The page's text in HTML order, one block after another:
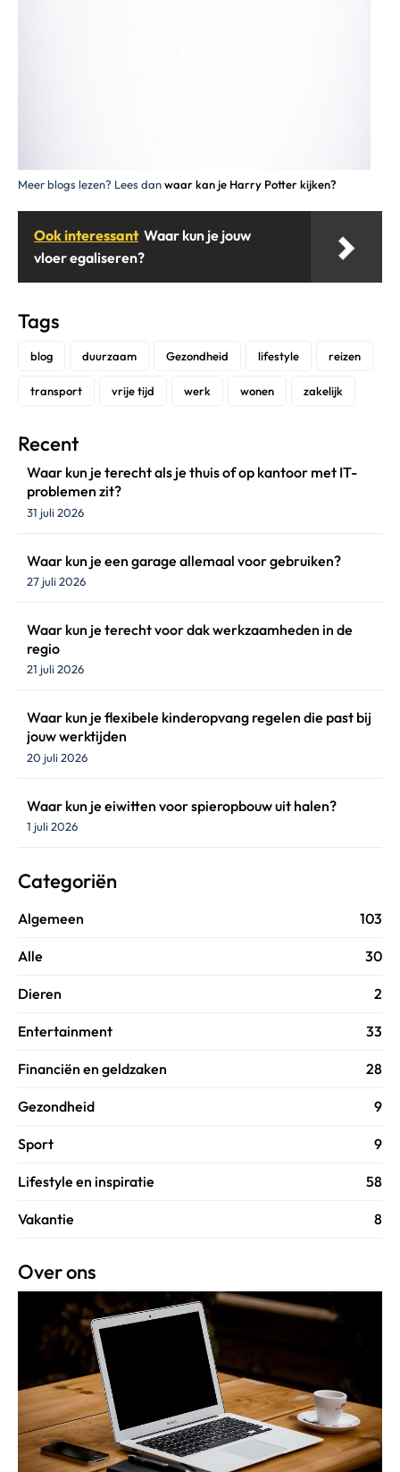
Meer blogs lezen? Lees danwaar kan je Harry Potter kijken?
Ook interessant Waar kun je jouw
vloer egaliseren?
Tags
blog duurzaam Gezondheid lifestyle reizen
transport vrije tijd werk wonen zakelijk
Recent
Waar kun je terecht als je thuis of op kantoor met IT-
problemen zit?
31 juli 2026
Waar kun je een garage allemaal voor gebruiken?
27 juli 2026
Waar kun je terecht voor dak werkzaamheden in de
regio
21 juli 2026
Waar kun je flexibele kinderopvang regelen die past bij
jouw werktijden
20 juli 2026
Waar kun je eiwitten voor spieropbouw uit halen?
1 juli 2026
Categoriën
Algemeen 103
Alle 30
Dieren 2
Entertainment 33
Financiën en geldzaken 28
Gezondheid 9
Sport 9
Lifestyle en inspiratie 58
Vakantie 8
Over ons